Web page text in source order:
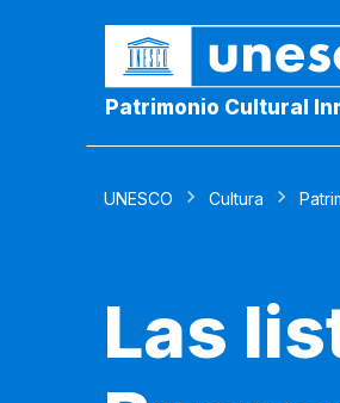
Patrimonio Cultural
UNESCO Cultura
Las